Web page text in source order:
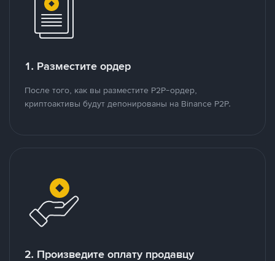
1. Разместите ордер
После того, как вы разместите P2P-ордер,
криптоактивы будут депонированы на Binance P2P.
2. Произведите оплату продавцу